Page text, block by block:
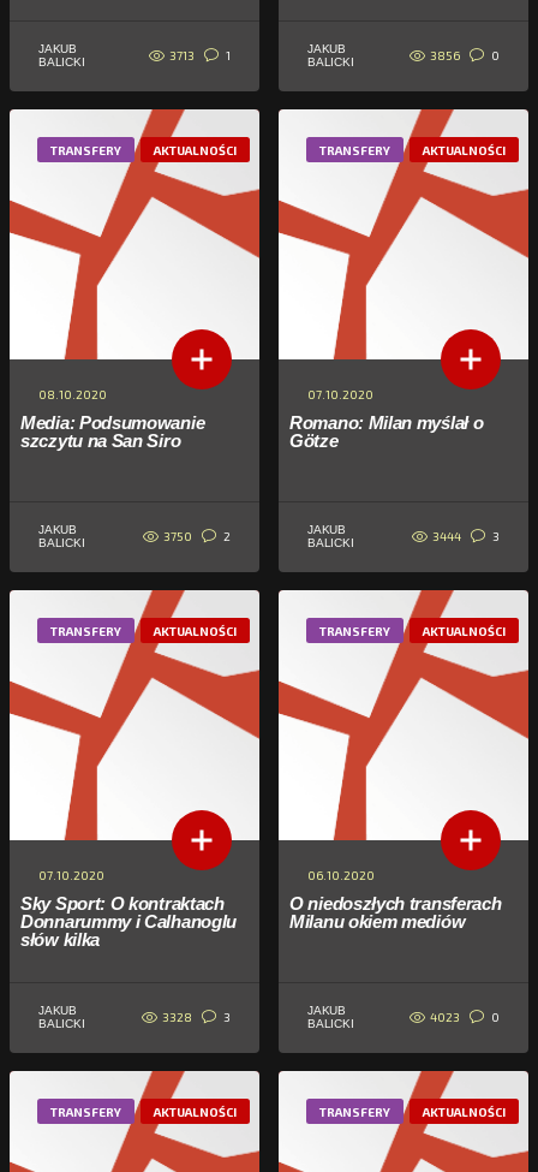
JAKUB
BALICKI
3713 1
JAKUB
BALICKI
3856 0
TRANSFERY AKTUALNOŚCI
08.10.2020
Media: Podsumowanie
szczytu na San Siro
JAKUB
BALICKI
3750 2
TRANSFERY AKTUALNOŚCI
07.10.2020
Romano: Milan myślał o
Götze
JAKUB
BALICKI
3444 3
TRANSFERY AKTUALNOŚCI
07.10.2020
Sky Sport: O kontraktach
Donnarummy i Calhanoglu
słów kilka
JAKUB
BALICKI
3328 3
TRANSFERY AKTUALNOŚCI
06.10.2020
O niedoszłych transferach
Milanu okiem mediów
JAKUB
BALICKI
4023 0
TRANSFERY AKTUALNOŚCI TRANSFERY AKTUALNOŚCI